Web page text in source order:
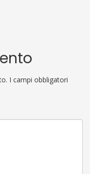
I campi obbligatori